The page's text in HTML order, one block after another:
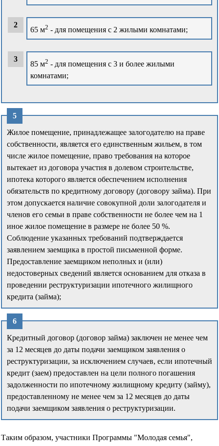
65 м2 - для помещения с 2 жилыми комнатами;
85 м2 - для помещения с 3 и более жилыми
комнатами;
Жилое помещение, принадлежащее залогодателю на праве
собственности, является его единственным жильем, в том
числе жилое помещение, право требования на которое
вытекает из договора участия в долевом строительстве,
ипотека которого является обеспечением исполнения
обязательств по кредитному договору (договору займа). При
этом допускается наличие совокупной доли залогодателя и
членов его семьи в праве собственности не более чем на 1
иное жилое помещение в размере не более 50 %.
Соблюдение указанных требований подтверждается
заявлением заемщика в простой письменной форме.
Предоставление заемщиком неполных и (или)
недостоверных сведений является основанием для отказа в
проведении реструктуризации ипотечного жилищного
кредита (займа);
Кредитный договор (договор займа) заключен не менее чем
за 12 месяцев до даты подачи заемщиком заявления о
реструктуризации, за исключением случаев, если ипотечный
кредит (заем) предоставлен на цели полного погашения
задолженности по ипотечному жилищному кредиту (займу),
предоставленному не менее чем за 12 месяцев до даты
подачи заемщиком заявления о реструктуризации.
Таким образом, участники Программы "Молодая семья",